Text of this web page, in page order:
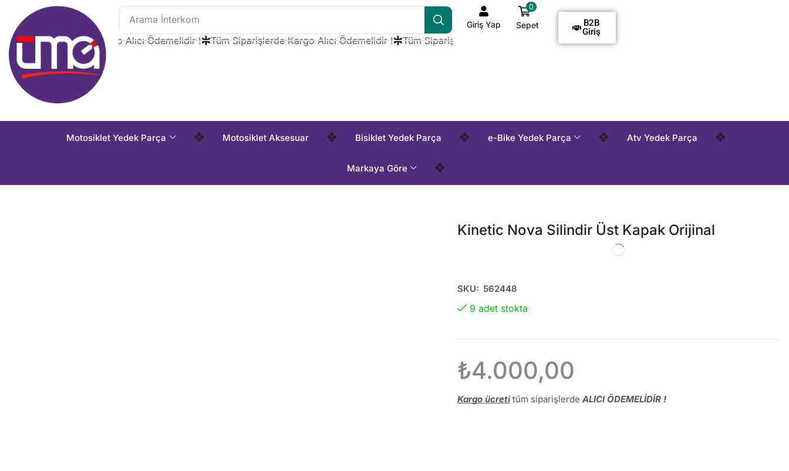
Arama İnterkom
Tüm Siparişlerde Kargo Alıcı Ödemelidir ! Tüm Siparişlerde Kargo Alıcı Ödemelidir ! Tüm Siparişlerde Kargo Alıcı Ödemelidir ! Tüm Siparişlerde Kargo Alıcı Ödemelidir !
Giriş Yap
0
Sepet
B2B
Giriş
Motosiklet Yedek Parça ❖ Motosiklet Aksesuar ❖ Bisiklet Yedek Parça ❖ e-Bike Yedek Parça ❖ Atv Yedek Parça ❖
Markaya Göre ❖
Kinetic Nova Silindir Üst Kapak Orijinal
SKU: 562448
9 adet stokta
₺4.000,00
Kargo ücretitüm siparişlerde ALICI ÖDEMELİDİR !